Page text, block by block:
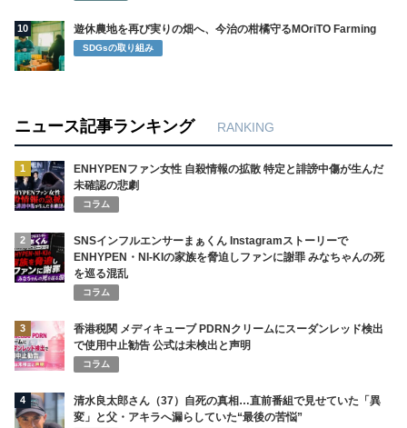
10 遊休農地を再び実りの畑へ、今治の柑橘守るMOriTO Farming
SDGsの取り組み
ニュース記事ランキング RANKING
1
ENHYPENファン女性 自殺情報の拡散 特定と誹謗中傷が生んだ
未確認の悲劇
コラム
2
SNSインフルエンサーまぁくん Instagramストーリーで
ENHYPEN・NI-KIの家族を脅迫しファンに謝罪 みなちゃんの死
を巡る混乱
コラム
3
香港税関 メディキューブ PDRNクリームにスーダンレッド検出
で使用中止勧告 公式は未検出と声明
コラム
4
清水良太郎さん（37）自死の真相…直前番組で見せていた「異
変」と父・アキラへ漏らしていた“最後の苦悩”